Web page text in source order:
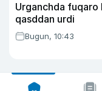
Urganchda
qasddan urdi
Bugun, 10:43